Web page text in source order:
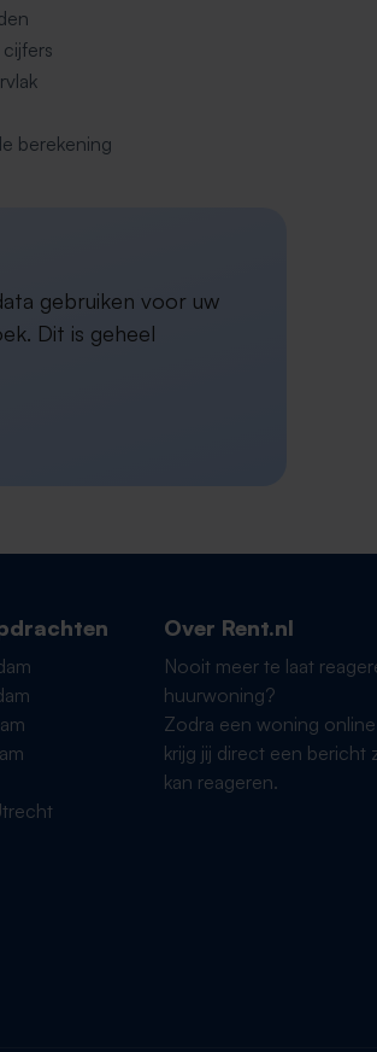
berekening
gebruiken voor uw
Dit is geheel
Over Rent.nl
Nooit meer te laat
huurwoning?
Zodra een woning
krijg jij direct een bericht
kan reageren.